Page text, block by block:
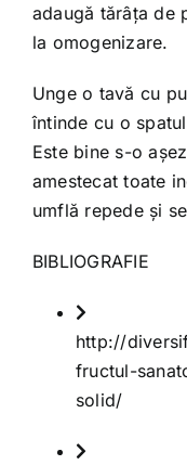
adaugă tărâţa de
la omogenizare.
Unge o tavă cu
întinde cu o
Este bine s-o
amestecat toate
umflă repede şi
BIBLIOGRAFIE
http://
fructul-
solid/